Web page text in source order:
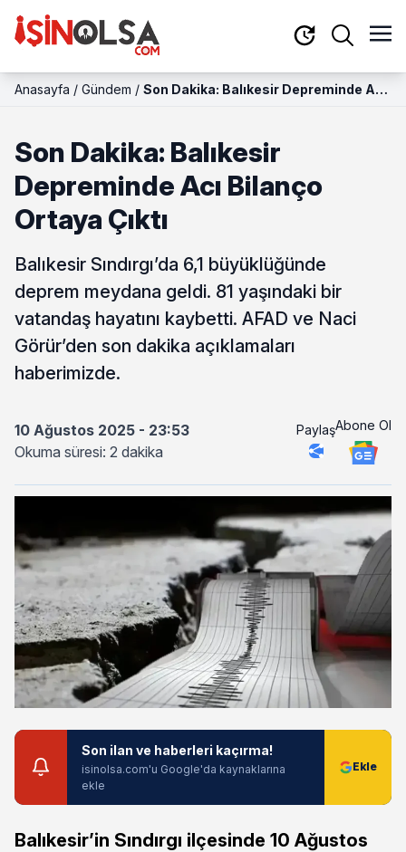
Anasayfa / Gündem / Son Dakika: Balıkesir Depreminde Acı
Son Dakika: Balıkesir
Depreminde Acı Bilanço
Ortaya Çıktı
Balıkesir Sındırgı’da 6,1 büyüklüğünde
deprem meydana geldi. 81 yaşındaki bir
vatandaş hayatını kaybetti. AFAD ve Naci
Görür’den son dakika açıklamaları
haberimizde.
10 Ağustos 2025 - 23:53
Okuma süresi: 2 dakika
PaylaşAbone Ol
Son ilan ve haberleri kaçırma!
isinolsa.com'u Google'da kaynaklarına
ekle
Balıkesir’in Sındırgı ilçesinde 10 Ağustos